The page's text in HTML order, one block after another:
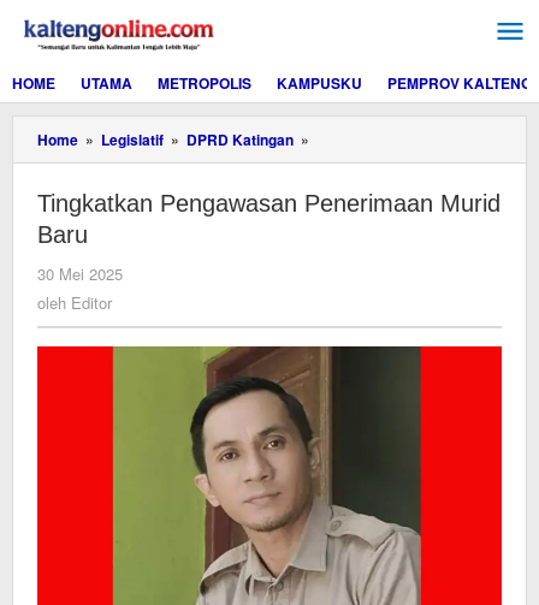
konten
HOME
UTAMA METROPOLIS KAMPUSKU PEMPROV KALTENG
Home » Legislatif » DPRD Katingan »
Pengawasan
Murid
Tingkatkan Pengawasan Penerimaan Murid
Baru
30 Mei 2025
oleh Editor